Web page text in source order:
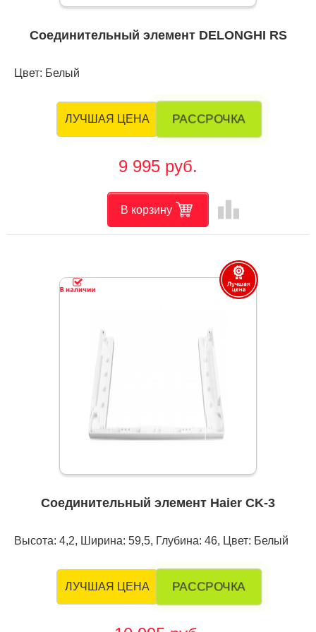
Соединительный элемент DELONGHI RS
Цвет: Белый
ЛУЧШАЯ ЦЕНА РАССРОЧКА
9 995 руб.
В корзину leaderboard
Соединительный элемент Haier CK-3
Высота: 4,2, Ширина: 59,5, Глубина: 46, Цвет: Белый
ЛУЧШАЯ ЦЕНА РАССРОЧКА